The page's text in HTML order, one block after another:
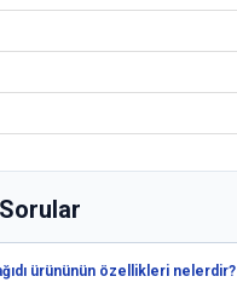
ürününün özellikleri nelerdir?